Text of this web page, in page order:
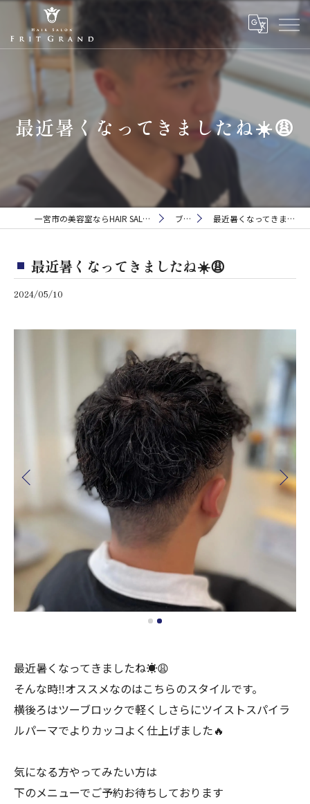
最近暑くなってきましたね☀️😩
一宮市の美容室ならHAIR SALON FRIT GRAND ブログ 最近暑くなってきましたね☀️😩
最近暑くなってきましたね☀️😩
2024/05/10
最近暑くなってきましたね☀️😩
そんな時‼️オススメなのはこちらのスタイルです。
横後ろはツーブロックで軽くしさらにツイストスパイラ
ルパーマでよりカッコよく仕上げました🔥
気になる方やってみたい方は
下のメニューでご予約お待ちしております